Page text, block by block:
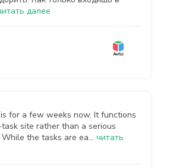
далее
for a few weeks now. It functions
site rather than a serious
the tasks are ea... читать